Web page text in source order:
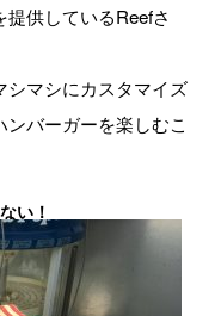
供しているReefさ
シマシにカスタマイズ
バーガーを楽しむこ
い！